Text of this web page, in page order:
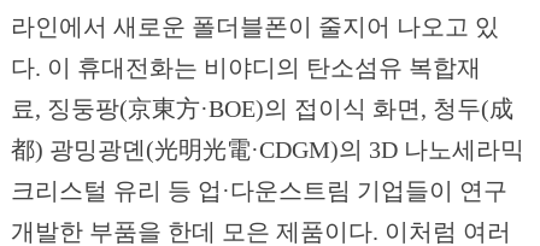
라인에서 새로운 폴더블폰이 줄지어 나오고 있
다. 이 휴대전화는 비야디의 탄소섬유 복합재
료, 징둥팡(京東方·BOE)의 접이식 화면, 청두(成
都) 광밍광뎬(光明光電·CDGM)의 3D 나노세라믹
크리스털 유리 등 업·다운스트림 기업들이 연구
개발한 부품을 한데 모은 제품이다. 이처럼 여러